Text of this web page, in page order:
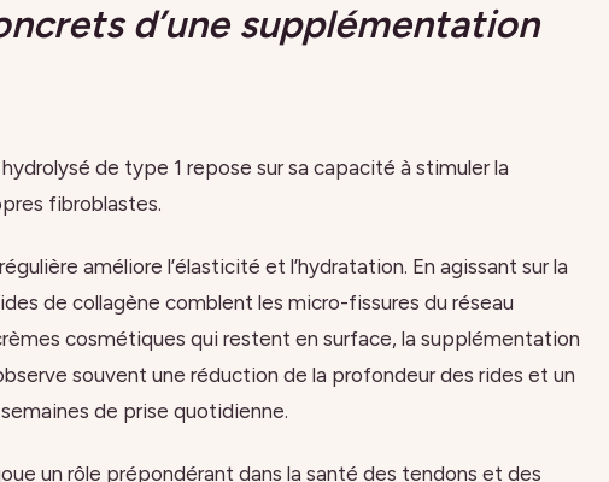
d’une supplémentation
de type 1 repose sur sa capacité à stimuler la
fibroblastes.
améliore l’élasticité et l’hydratation. En agissant sur la
de collagène comblent les micro-fissures du réseau
cosmétiques qui restent en surface, la supplémentation
souvent une réduction de la profondeur des rides et un
de prise quotidienne.
un rôle prépondérant dans la santé des tendons et des